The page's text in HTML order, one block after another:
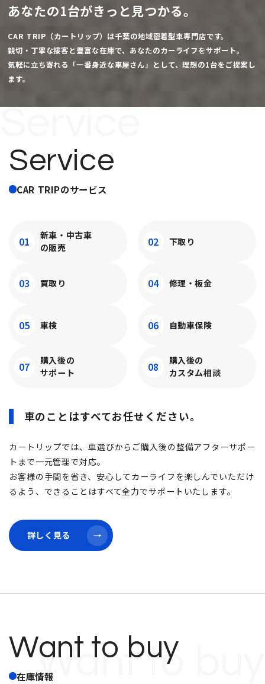
あなたの1台がきっと見つかる。
CAR TRIP（カートリップ）は千葉の地域密着型車専門店です。
親切・丁寧な接客と豊富な在庫で、あなたのカーライフをサポート。
気軽に立ち寄れる「一番身近な車屋さん」として、理想の1台をご提案し
ます。
Service
CAR TRIPのサービス
01
新車・中古車
の販売
02 下取り
03 買取り 04 修理・板金
05 車検 06 自動車保険
07
購入後の
サポート
08
購入後の
カスタム相談
車のことはすべてお任せください。
カートリップでは、車選びからご購入後の整備アフターサポー
トまで一元管理で対応。
お客様の手間を省き、安心してカーライフを楽しんでいただけ
るよう、できることはすべて全力でサポートいたします。
詳しく見る
Want to buy
Want to buy
在庫情報